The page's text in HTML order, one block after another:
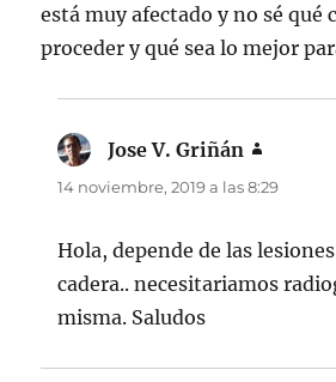
está muy afectado y no sé qué
proceder y qué sea lo mejor
Jose V. Griñán
14 noviembre, 2019 a las 8:29
Hola, depende de las
cadera.. necesitariamos
misma. Saludos